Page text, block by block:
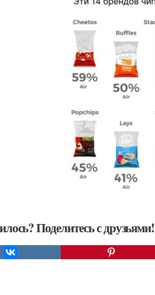
Поделитесь с друзьями!